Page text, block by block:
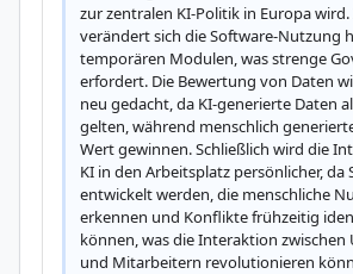
zur zentralen KI-Politik in Europa
verändert sich die Software-Nutzung
temporären Modulen, was strenge
erfordert. Die Bewertung von Daten
neu gedacht, da KI-generierte Daten
gelten, während menschlich
Wert gewinnen. Schließlich wird die
KI in den Arbeitsplatz persönlicher, da
entwickelt werden, die menschliche
erkennen und Konflikte frühzeitig
können, was die Interaktion
und Mitarbeitern revolutionieren